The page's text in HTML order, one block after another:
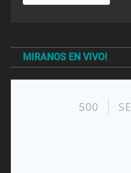
MIRANOS EN VIVO!